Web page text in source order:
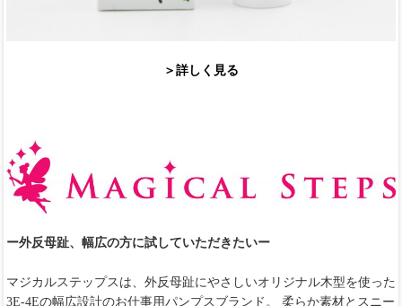
＞詳しく見る
ー外反母趾、幅広の方に試していただきたいー
マジカルステップスは、外反母趾にやさしいオリジナル木型を使った
3E-4Eの幅広設計のお仕事用パンプスブランド。 柔らか素材とスニー